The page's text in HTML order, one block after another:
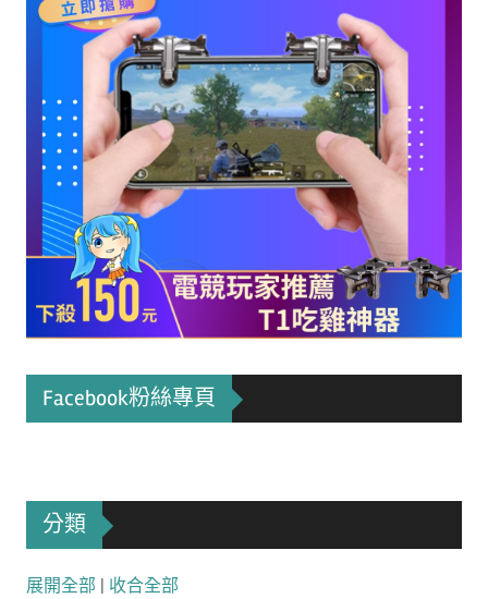
Facebook粉絲專頁
分類
展開全部 | 收合全部